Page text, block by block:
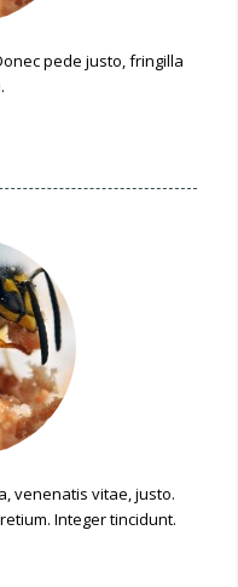
pede justo, fringilla
venenatis vitae, justo.
Integer tincidunt.